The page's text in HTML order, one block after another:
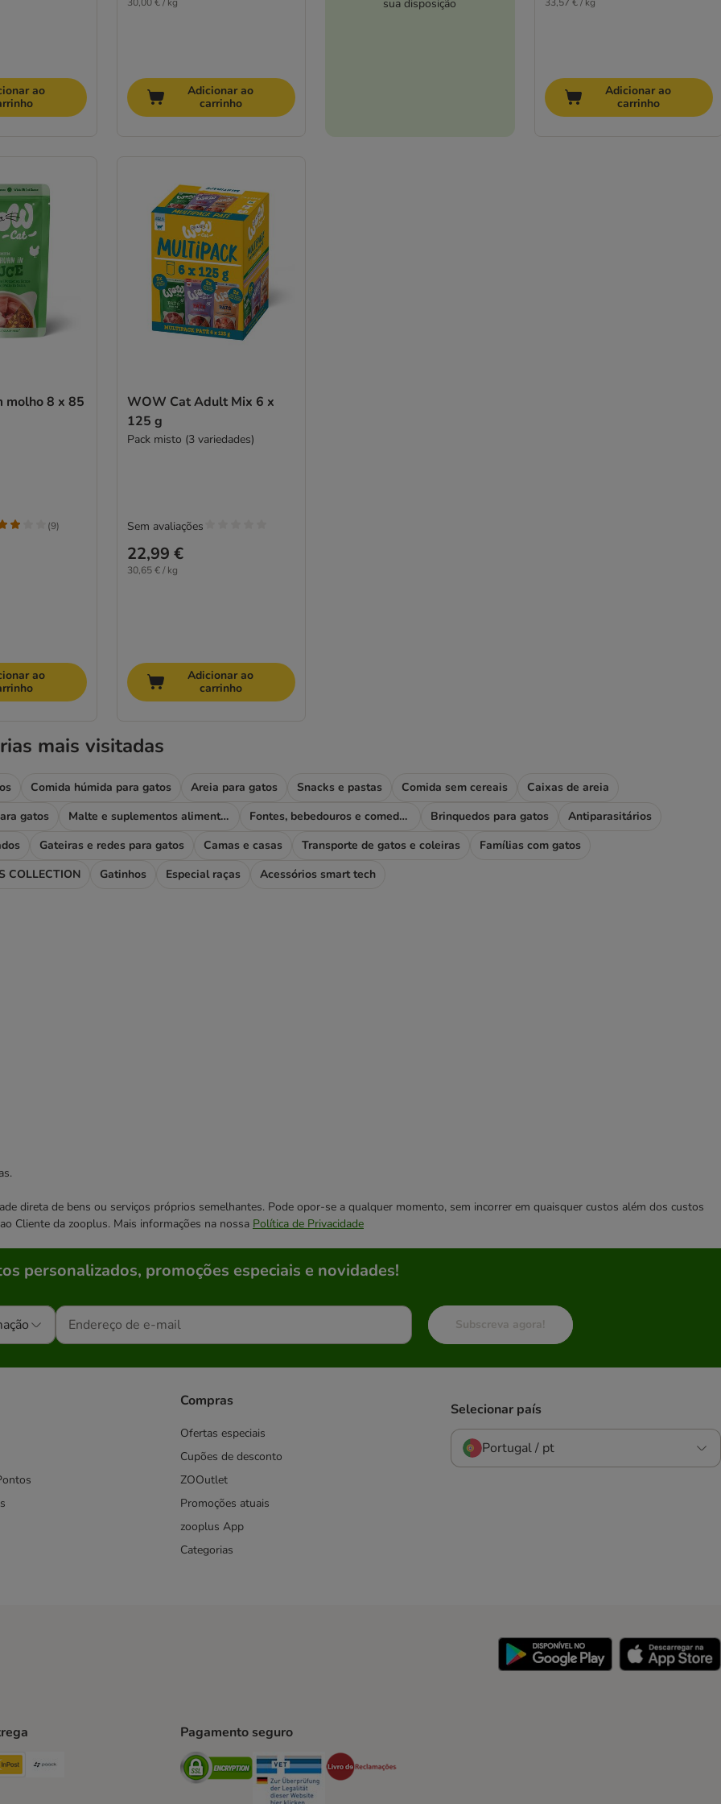
ao
Adicionar ao
carrinho
sua disposição
Adicionar ao
carrinho
molho 8 x 85
(9)
ao
WOW Cat Adult Mix 6 x
125 g
Pack misto (3 variedades)
22,99 €
30,65 € / kg
Sem avaliações
Adicionar ao
carrinho
mais visitadas
Comida húmida para gatos Areia para gatos Snacks e pastas Comida sem cereais
Caixas de areia
gatos
Malte e suplementos alimentares Fontes, bebedouros e comedouros Brinquedos para gatos
Antiparasitários
Gateiras e redes para gatos Camas e casas Transporte de gatos e coleiras
Famílias com gatos
COLLECTION
Gatinhos Especial raças Acessórios smart tech
direta de bens ou serviços próprios semelhantes. Pode opor-se a qualquer momento, sem incorrer em quaisquer custos além dos custos
Cliente da zooplus. Mais informações na nossa Política de Privacidade
personalizados, promoções especiais e novidades!
Subscreva agora!
Compras
Ofertas especiais
Cupões de desconto
ZOOutlet
Promoções atuais
zooplus App
Categorias
Selecionar país
Portugal / pt
MethodShipping Method
InPost Shipping Method
Paack Shipping Method
Pagamento seguro
Security Security